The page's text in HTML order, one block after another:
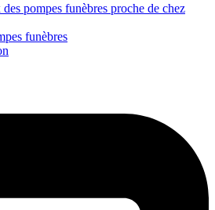
pompes funèbres proche de chez
funèbres